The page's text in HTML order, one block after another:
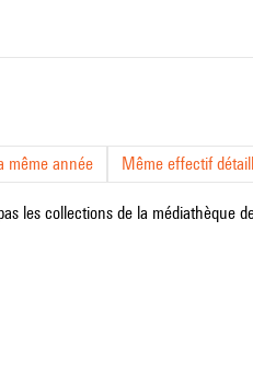
même année Même effectif
les collections de la médiathèque